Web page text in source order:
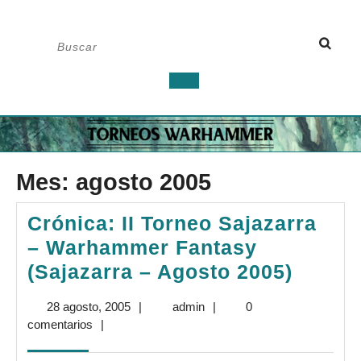
de
apertura
Mes: agosto 2005
Crónica: II Torneo Sajazarra
– Warhammer Fantasy
(Sajazarra – Agosto 2005)
28 agosto, 200528| adminadmin
|
0
comentarios
|